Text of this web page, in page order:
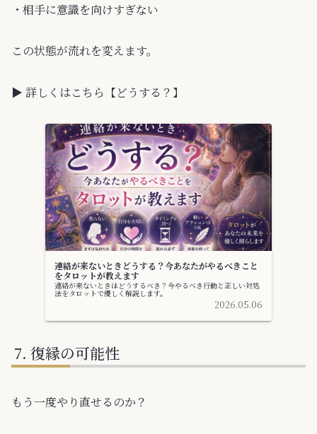
・相手に意識を向けすぎない
この状態が流れを変えます。
▶ 詳しくはこちら【どうする？】
連絡が来ないときどうする？今あなたがやるべきこと
をタロットが教えます
連絡が来ないときはどうするべき？今やるべき行動と正しい対処
法をタロットで優しく解説します。
2026.05.06
復縁の可能性
もう一度やり直せるのか？